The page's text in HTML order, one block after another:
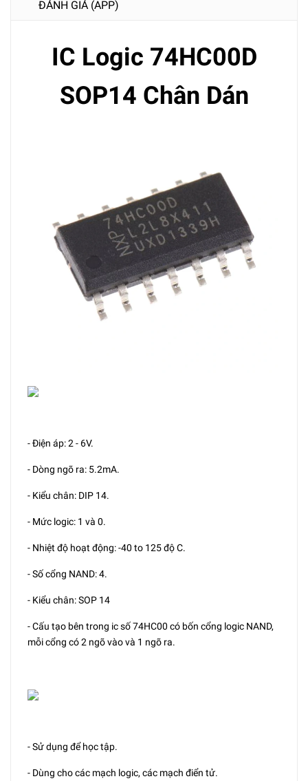
ĐÁNH GIÁ (APP)
IC Logic 74HC00D
SOP14 Chân Dán
- Điện áp: 2 - 6V.
- Dòng ngõ ra: 5.2mA.
- Kiểu chân: DIP 14.
- Mức logic: 1 và 0.
- Nhiệt độ hoạt động: -40 to 125 độ C.
- Số cổng NAND: 4.
- Kiểu chân: SOP 14
- Cấu tạo bên trong ic số 74HC00 có bốn cổng logic NAND,
mỗi cổng có 2 ngõ vào và 1 ngõ ra.
- Sử dụng để học tập.
- Dùng cho các mạch logic, các mạch điển tử.